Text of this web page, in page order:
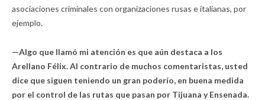
asociaciones criminales con organizaciones rusas e italianas, por
ejemplo.
—Algo que llamó mi atención es que aún destaca a los
Arellano Félix. Al contrario de muchos comentaristas, usted
dice que siguen teniendo un gran poderío, en buena medida
por el control de las rutas que pasan por Tijuana y Ensenada.